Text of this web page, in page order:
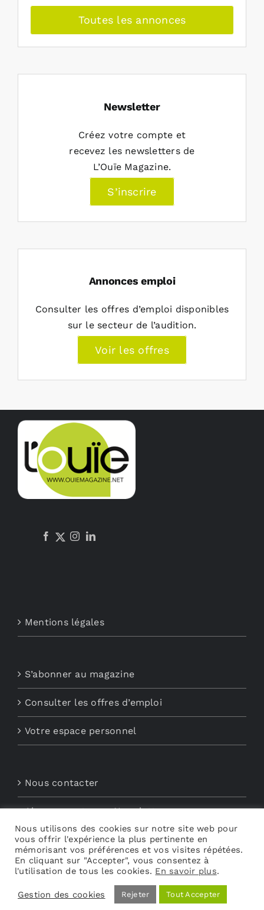
Toutes les annonces
Newsletter
Créez votre compte et
recevez les newsletters de
L’Ouïe Magazine.
S’inscrire
Annonces emploi
Consulter les offres d’emploi disponibles
sur le secteur de l’audition.
Voir les offres
Mentions légales
S’abonner au magazine
Consulter les offres d’emploi
Votre espace personnel
Nous contacter
Abonnements aux Newsletters
Découvrez My Audio
Nous utilisons des cookies sur notre site web pour
vous offrir l'expérience la plus pertinente en
mémorisant vos préférences et vos visites répétées.
En cliquant sur "Accepter", vous consentez à
l'utilisation de tous les cookies. En savoir plus.
Gestion des cookies Rejeter Tout Accepter